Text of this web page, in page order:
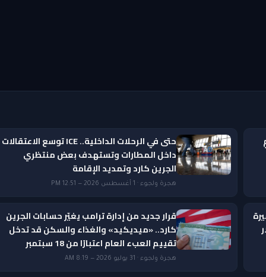
حتى في الرحلات الداخلية.. ICE توسع الاعتقالات
داخل المطارات وتستهدف بعض منتظري
الجرين كارد وتمديد الإقامة
هجرة ولجوء · 1 أغسطس 2026 — 12:51 PM
قرار جديد من إدارة ترامب يغيّر حسابات الجرين
كارد.. «ميديكيد» والغذاء والسكن قد تدخل
تقييم العبء العام اعتبارًا من 18 سبتمبر
هجرة ولجوء · 31 يوليو 2026 — 8:19 AM